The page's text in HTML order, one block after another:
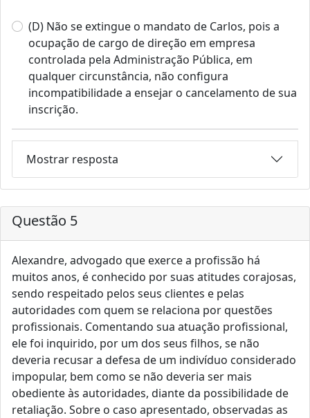
(D) Não se extingue o mandato de Carlos, pois a
ocupação de cargo de direção em empresa
controlada pela Administração Pública, em
qualquer circunstância, não configura
incompatibilidade a ensejar o cancelamento de sua
inscrição.
Mostrar resposta
Questão 5
Alexandre, advogado que exerce a profissão há
muitos anos, é conhecido por suas atitudes corajosas,
sendo respeitado pelos seus clientes e pelas
autoridades com quem se relaciona por questões
profissionais. Comentando sua atuação profissional,
ele foi inquirido, por um dos seus filhos, se não
deveria recusar a defesa de um indivíduo considerado
impopular, bem como se não deveria ser mais
obediente às autoridades, diante da possibilidade de
retaliação. Sobre o caso apresentado, observadas as